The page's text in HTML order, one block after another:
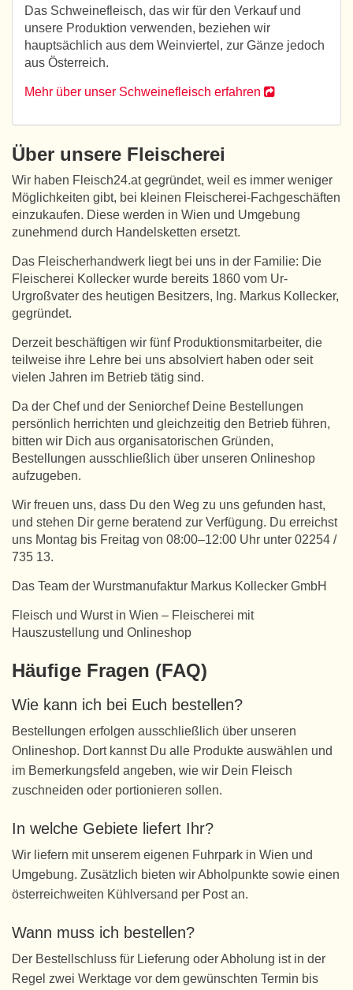
Das Schweinefleisch, das wir für den Verkauf und
unsere Produktion verwenden, beziehen wir
hauptsächlich aus dem Weinviertel, zur Gänze jedoch
aus Österreich.
Mehr über unser Schweinefleisch erfahren
Über unsere Fleischerei
Wir haben Fleisch24.at gegründet, weil es immer weniger
Möglichkeiten gibt, bei kleinen Fleischerei-Fachgeschäften
einzukaufen. Diese werden in Wien und Umgebung
zunehmend durch Handelsketten ersetzt.
Das Fleischerhandwerk liegt bei uns in der Familie: Die
Fleischerei Kollecker wurde bereits 1860 vom Ur-
Urgroßvater des heutigen Besitzers, Ing. Markus Kollecker,
gegründet.
Derzeit beschäftigen wir fünf Produktionsmitarbeiter, die
teilweise ihre Lehre bei uns absolviert haben oder seit
vielen Jahren im Betrieb tätig sind.
Da der Chef und der Seniorchef Deine Bestellungen
persönlich herrichten und gleichzeitig den Betrieb führen,
bitten wir Dich aus organisatorischen Gründen,
Bestellungen ausschließlich über unseren Onlineshop
aufzugeben.
Wir freuen uns, dass Du den Weg zu uns gefunden hast,
und stehen Dir gerne beratend zur Verfügung. Du erreichst
uns Montag bis Freitag von 08:00–12:00 Uhr unter 02254 /
735 13.
Das Team der Wurstmanufaktur Markus Kollecker GmbH
Fleisch und Wurst in Wien – Fleischerei mit
Hauszustellung und Onlineshop
Häufige Fragen (FAQ)
Wie kann ich bei Euch bestellen?
Bestellungen erfolgen ausschließlich über unseren
Onlineshop. Dort kannst Du alle Produkte auswählen und
im Bemerkungsfeld angeben, wie wir Dein Fleisch
zuschneiden oder portionieren sollen.
In welche Gebiete liefert Ihr?
Wir liefern mit unserem eigenen Fuhrpark in Wien und
Umgebung. Zusätzlich bieten wir Abholpunkte sowie einen
österreichweiten Kühlversand per Post an.
Wann muss ich bestellen?
Der Bestellschluss für Lieferung oder Abholung ist in der
Regel zwei Werktage vor dem gewünschten Termin bis